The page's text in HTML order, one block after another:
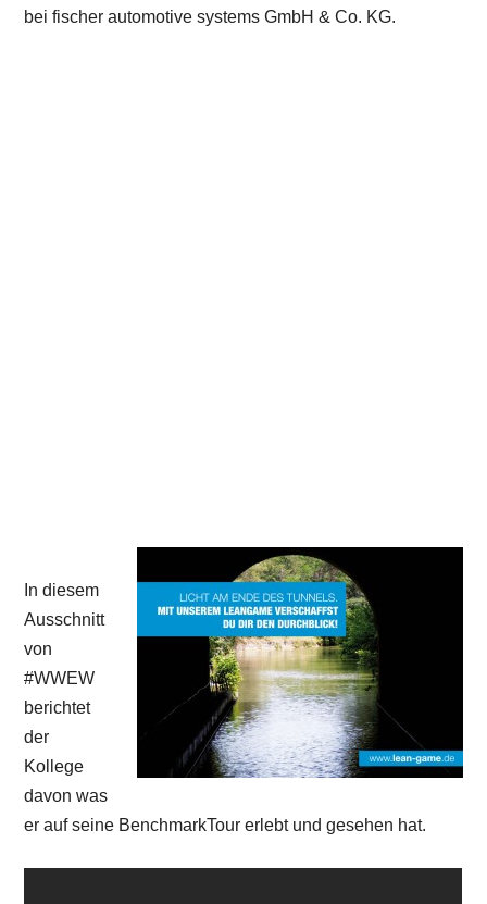
bei fischer automotive systems GmbH & Co. KG.
In diesem
Ausschnitt
von
#WWEW
berichtet
der
Kollege
davon was
er auf seine BenchmarkTour erlebt und gesehen hat.